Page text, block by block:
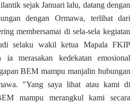
sejak Januari lalu, datang dengan
dengan Ormawa, terlihat dari
membersamai di sela-sela kegiatan
selaku wakil ketua Mapala FKIP
ia merasakan kedekatan emosional
BEM mampu manjalin hubungan
"Yang saya lihat atau kami di
mampu merangkul kami secara